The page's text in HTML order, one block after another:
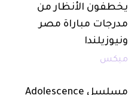
يخطفون الأنظار من
مدرجات مباراة مصر
ونيوزيلندا
ميكس
مسلسل Adolescence